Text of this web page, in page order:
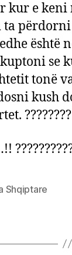
kur e keni
përdorni
është
se
tonë
kush
????????
Shqiptare